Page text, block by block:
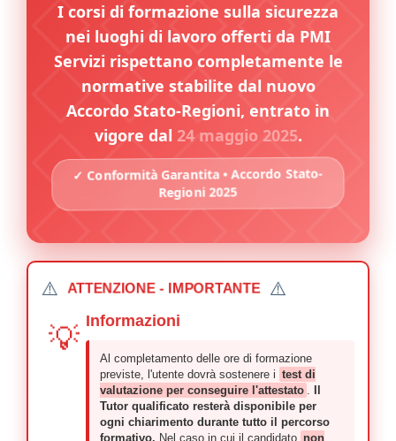
I corsi di formazione sulla sicurezza
nei luoghi di lavoro offerti da PMI
Servizi rispettano completamente le
normative stabilite dal nuovo
Accordo Stato-Regioni, entrato in
vigore dal 24 maggio 2025.
✓ Conformità Garantita • Accordo Stato-
Regioni 2025
⚠️ ATTENZIONE - IMPORTANTE ⚠️
💡 Informazioni
Al completamento delle ore di formazione
previste, l'utente dovrà sostenere i test di
valutazione per conseguire l'attestato .
Tutor qualificato resterà disponibile per
ogni chiarimento durante tutto il percorso
formativo. Nel caso in cui il candidato non